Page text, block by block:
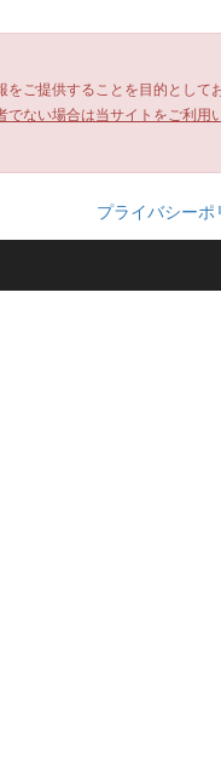
をご提供することを目的とし
でない場合は当サイトをご利
プライバシーポ